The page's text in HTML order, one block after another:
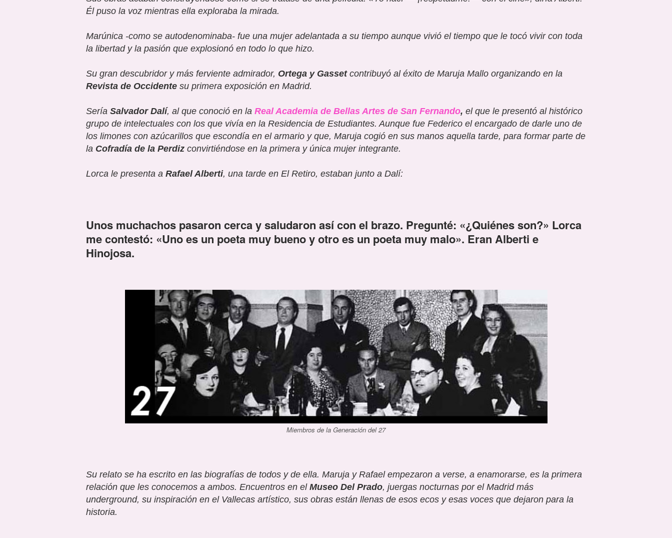
Él puso la voz mientras ella exploraba la mirada.
Marúnica -como se autodenominaba- fue una mujer adelantada a su tiempo aunque vivió el tiempo que le tocó vivir con toda
la libertad y la pasión que explosionó en todo lo que hizo.
Su gran descubridor y más ferviente admirador, Ortega y Gassetcontribuyó al éxito de Maruja Mallo organizando en la
Revista de Occidente su primera exposición en Madrid.
Sería Salvador Dalí, al que conoció en la Real Academia de Bellas Artes de San Fernando, el que le presentó al histórico
grupo de intelectuales con los que vivía en la Residencia de Estudiantes. Aunque fue Federico el encargado de darle uno de
los limones con azúcarillos que escondía en el armario y que, Maruja cogió en sus manos aquella tarde, para formar parte de
la Cofradía de la Perdiz convirtiéndose en la primera y única mujer integrante.
Lorca le presenta a Rafael Alberti, una tarde en El Retiro, estaban junto a Dalí:
Unos muchachos pasaron cerca y saludaron así con el brazo. Pregunté: «¿Quiénes son?» Lorca
me contestó: «Uno es un poeta muy bueno y otro es un poeta muy malo». Eran Alberti e
Hinojosa.
Miembros de la Generación del 27
Su relato se ha escrito en las biografías de todos y de ella. Maruja y Rafael empezaron a verse, a enamorarse, es la primera
relación que les conocemos a ambos. Encuentros en el Museo Del Prado, juergas nocturnas por el Madrid más
underground, su inspiración en el Vallecas artístico, sus obras están llenas de esos ecos y esas voces que dejaron para la
historia.